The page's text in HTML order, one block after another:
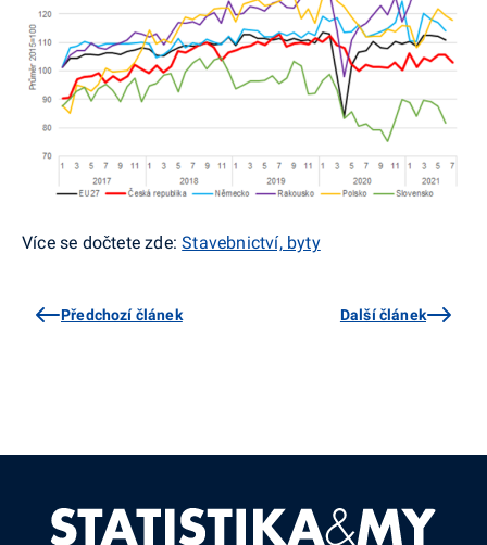
Více se dočtete zde:Stavebnictví, byty
Předchozí článek Další článek